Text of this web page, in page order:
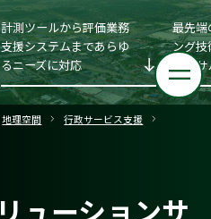
地理空間
行政サービス支援
ューションサ
計測ツールから評価業務
支援システムまであらゆ
るニーズに対応
最先端
ング技
コン